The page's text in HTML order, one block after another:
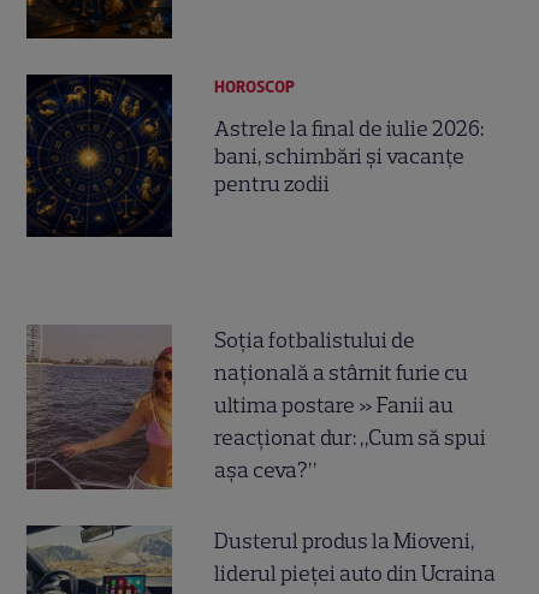
HOROSCOP
Astrele la final de iulie 2026:
bani, schimbări și vacanțe
pentru zodii
Soția fotbalistului de
națională a stârnit furie cu
ultima postare » Fanii au
reacționat dur: „Cum să spui
așa ceva?”
Dusterul produs la Mioveni,
liderul pieței auto din Ucraina